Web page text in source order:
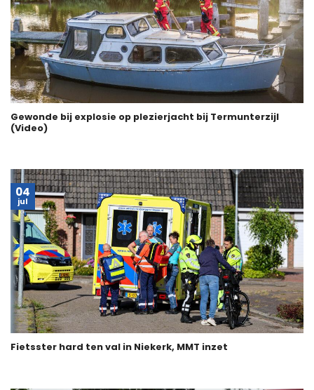
Gewonde bij explosie op plezierjacht bij Termunterzijl
(Video)
Fietsster hard ten val in Niekerk, MMT inzet
04
jul